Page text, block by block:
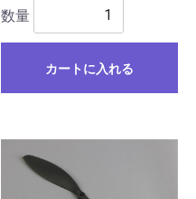
数量
カートに入れる